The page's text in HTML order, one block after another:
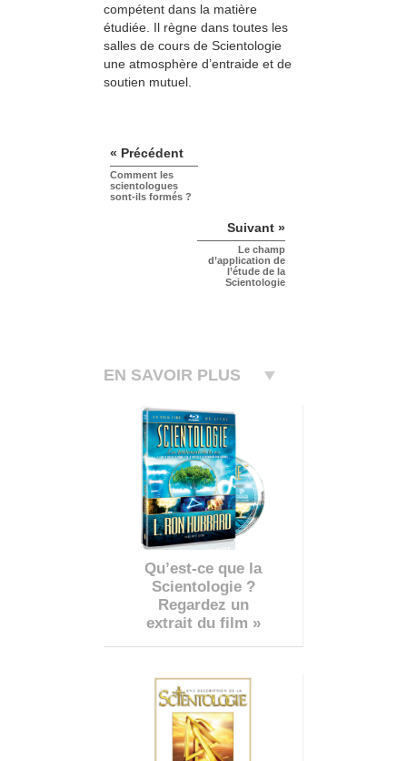
compétent dans la matière
étudiée. Il règne dans toutes les
salles de cours de Scientologie
une atmosphère d’entraide et de
soutien mutuel.
« Précédent
Comment les
scientologues
sont-ils formés ?
Suivant »
Le champ
d’application de
l’étude de la
Scientologie
EN SAVOIR PLUS
Qu’est-ce que la
Scientologie ?
Regardez un
extrait du film »